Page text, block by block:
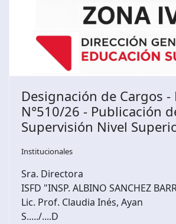
Designación de Cargos -
N°510/26 - Publicación
Supervisión Nivel
Institucionales
Sra. Directora
ISFD "INSP. ALBINO SANCHEZ
Lic. Prof. Claudia Inés, Ayan
S...../....D